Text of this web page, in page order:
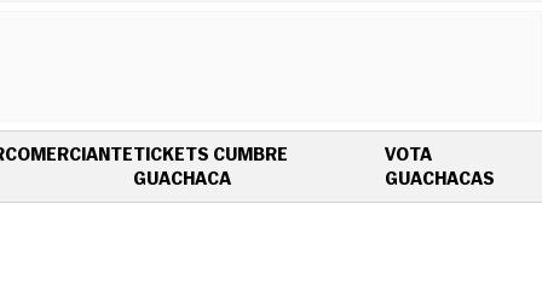
COMERCIANTETICKETS CUMBRE
GUACHACAOPENS IN NEW WINDOW
VOTA
GUACHACAS